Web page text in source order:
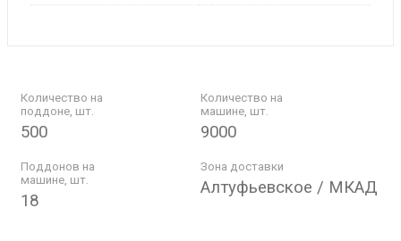
Количество на
поддоне, шт.
500
Количество на
машине, шт.
9000
Поддонов на
машине, шт.
18
Зона доставки
Алтуфьевское / МКАД